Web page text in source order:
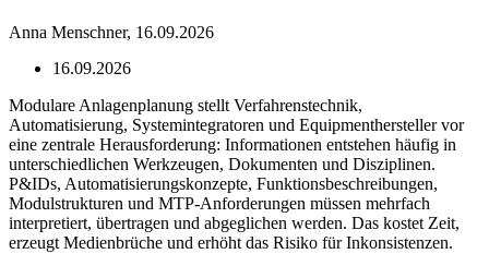
Anna Menschner, 16.09.2026
16.09.2026
Modulare Anlagenplanung stellt Verfahrenstechnik,
Automatisierung, Systemintegratoren und Equipmenthersteller vor
eine zentrale Herausforderung: Informationen entstehen häufig in
unterschiedlichen Werkzeugen, Dokumenten und Disziplinen.
P&IDs, Automatisierungskonzepte, Funktionsbeschreibungen,
Modulstrukturen und MTP-Anforderungen müssen mehrfach
interpretiert, übertragen und abgeglichen werden. Das kostet Zeit,
erzeugt Medienbrüche und erhöht das Risiko für Inkonsistenzen.